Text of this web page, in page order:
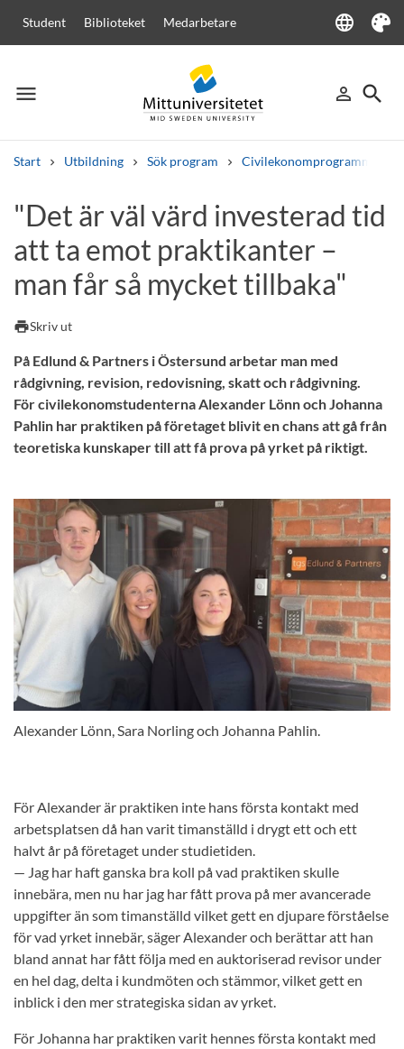
Student Biblioteket Medarbetare language
Language
Tema
menu
Meny person_outline
Logga in
search
Sök
Start Utbildning Sök program Civilekonomprogrammet
Andra söktjänster
Kurser och program Kursplaner Välkomstbrev
Personal
Lediga jobb
"Det är väl värd investerad tid
att ta emot praktikanter –
man får så mycket tillbaka"
printSkriv ut
På Edlund & Partners i Östersund arbetar man med
rådgivning, revision, redovisning, skatt och rådgivning.
För civilekonomstudenterna Alexander Lönn och Johanna
Pahlin har praktiken på företaget blivit en chans att gå från
teoretiska kunskaper till att få prova på yrket på riktigt.
Alexander Lönn, Sara Norling och Johanna Pahlin.
För Alexander är praktiken inte hans första kontakt med
arbetsplatsen då han varit timanställd i drygt ett och ett
halvt år på företaget under studietiden.
— Jag har haft ganska bra koll på vad praktiken skulle
innebära, men nu har jag har fått prova på mer avancerade
uppgifter än som timanställd vilket gett en djupare förståelse
för vad yrket innebär, säger Alexander och berättar att han
bland annat har fått följa med en auktoriserad revisor under
en hel dag, delta i kundmöten och stämmor, vilket gett en
inblick i den mer strategiska sidan av yrket.
För Johanna har praktiken varit hennes första kontakt med